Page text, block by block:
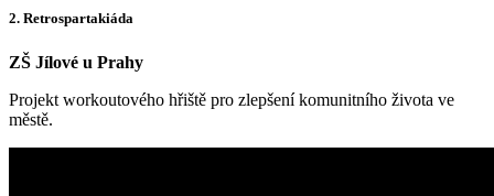
2. Retrospartakiáda
ZŠ Jílové u Prahy
Projekt workoutového hřiště pro zlepšení komunitního života ve
městě.